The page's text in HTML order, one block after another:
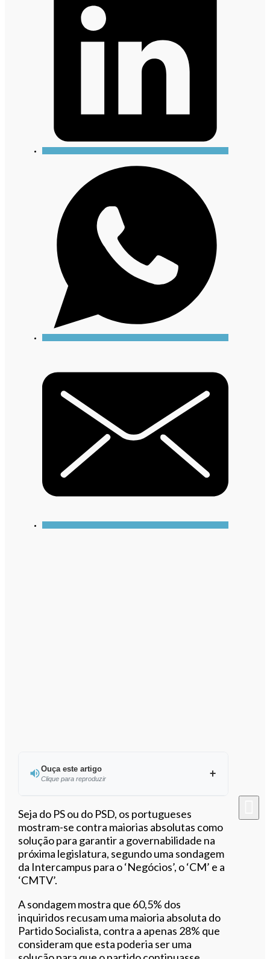
Ouça este artigo
Clique para reproduzir
Ouvir este artigo
Seja do PS ou do PSD, os portugueses
mostram-se contra maiorias absolutas como
solução para garantir a governabilidade na
próxima legislatura, segundo uma sondagem
da Intercampus para o ‘Negócios’, o ‘CM’ e a
‘CMTV’.
A sondagem mostra que 60,5% dos
inquiridos recusam uma maioria absoluta do
Partido Socialista, contra a apenas 28% que
consideram que esta poderia ser uma